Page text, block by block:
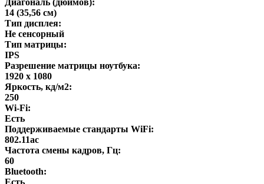
14 (35,56 см)
Тип дисплея:
Не сенсорный
Тип матрицы:
IPS
Разрешение матрицы ноутбука:
1920 x 1080
Яркость, кд/м2:
250
Wi-Fi:
Есть
Поддерживаемые стандарты WiFi:
802.11ac
Частота смены кадров, Гц:
60
Bluetooth:
Есть